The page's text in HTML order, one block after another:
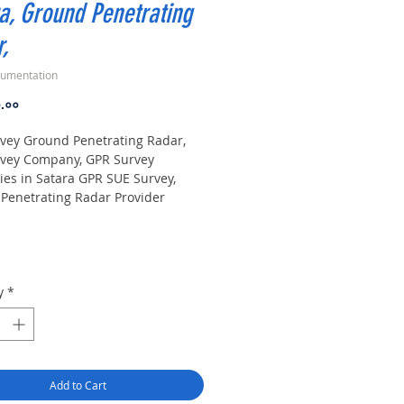
Ground Penetrating
Price
Ground Penetrating Radar,
Company, GPR Survey
in Satara GPR SUE Survey,
Radar Provider
Mapping. India GPR SUE
Penetrating Radar) Geo scanning
Sub-Surface Utility
Instrument, GPR Survey
Radar Equipment. GPR
in Gaya, Ground
*
Add to Cart